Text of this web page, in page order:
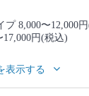
プ 8,000〜12,000
17,000円(税込)
込み型1方向
型2方向 25,000〜
表示する